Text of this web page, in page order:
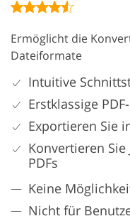
Ermöglicht die
Dateiformate
Intuitive
Erstklassige
Exportieren Sie
Konvertieren Sie
PDFs
Keine
Nicht für